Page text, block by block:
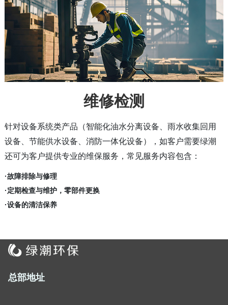
维修检测
针对设备系统类产品（智能化油水分离设备、雨水收集回用
设备、节能供水设备、消防一体化设备），如客户需要绿潮
还可为客户提供专业的维保服务，常见服务内容包含：
·故障排除与修理
·定期检查与维护，零部件更换
·设备的清洁保养
总部地址